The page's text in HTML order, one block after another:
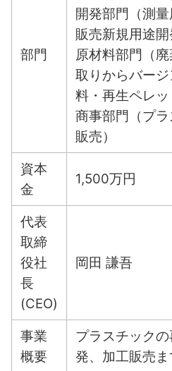
部門
開発部門（測
販売新規用途開
原材料部門（
取りからバー
料・再生ペレッ
商事部門（プ
販売）
資本
金
1,500万円
代表
取締
役社
長
(CEO)
岡田 謙吾
事業
概要
プラスチック
発、加工販売